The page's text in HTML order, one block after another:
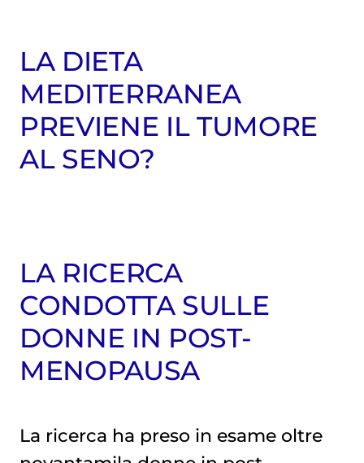
LA DIETA
MEDITERRANEA
PREVIENE IL TUMORE
AL SENO?
LA RICERCA
CONDOTTA SULLE
DONNE IN POST-
MENOPAUSA
La ricerca ha preso in esame oltre